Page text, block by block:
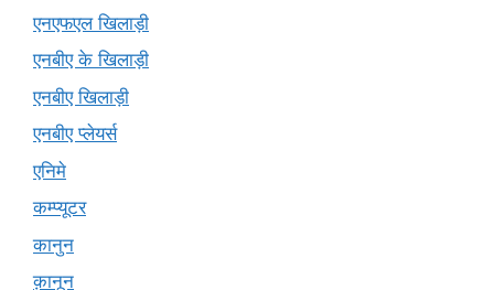
एनएफएल खिलाड़ी
एनबीए के खिलाड़ी
एनबीए खिलाड़ी
एनबीए प्लेयर्स
एनिमे
कम्प्यूटर
कानुन
क़ानून